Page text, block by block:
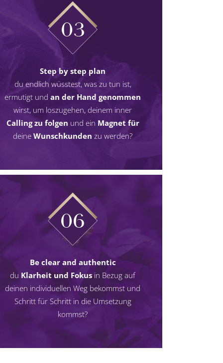
03
Step by step plan
du endlich wüsstest, was zu tun ist,
ermutigt und an der Hand genommen
wirst, um loszugehen, deinem inner
Calling zu folgen und ein Magnet für
deine Wunschkunden zu werden?
06
Be clear and authentic
du Klarheit und Fokusin Bezug auf
deinen individuellen Weg bekommst und
Schritt für Schritt in die Umsetzung
kommst?